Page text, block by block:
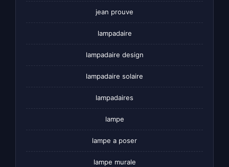
jean prouve
lampadaire
lampadaire design
lampadaire solaire
lampadaires
lampe
lampe a poser
lampe murale